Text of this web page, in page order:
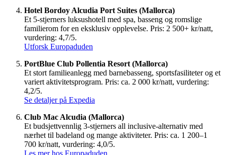
Hotel Bordoy Alcudia Port Suites (Mallorca)
Et 5-stjerners luksushotell med spa, basseng og romslige
familierom for en eksklusiv opplevelse. Pris: 2 500+ kr/natt,
vurdering: 4,7/5.
Utforsk Europaduden
PortBlue Club Pollentia Resort (Mallorca)
Et stort familieanlegg med barnebasseng, sportsfasiliteter og et
variert aktivitetsprogram. Pris: ca. 2 000 kr/natt, vurdering:
4,2/5.
Se detaljer på Expedia
Club Mac Alcudia (Mallorca)
Et budsjettvennlig 3-stjerners all inclusive-alternativ med
nærhet til badeland og mange aktiviteter. Pris: ca. 1 200–1
700 kr/natt, vurdering: 4,0/5.
Les mer hos Europaduden